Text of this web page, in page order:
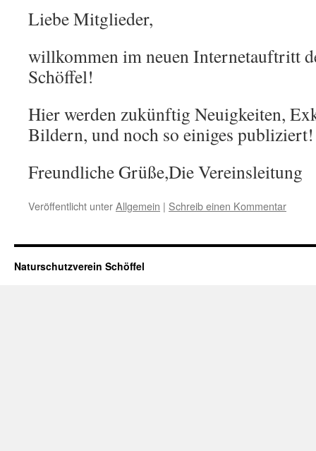
Liebe Mitglieder,
willkommen im neuen Internetauftritt
Schöffel!
Hier werden zukünftig Neuigkeiten,
Bildern, und noch so einiges publiziert!
Freundliche Grüße,Die Vereinsleitung
Veröffentlicht unterAllgemein | Schreib einen Kommentar
Naturschutzverein Schöffel